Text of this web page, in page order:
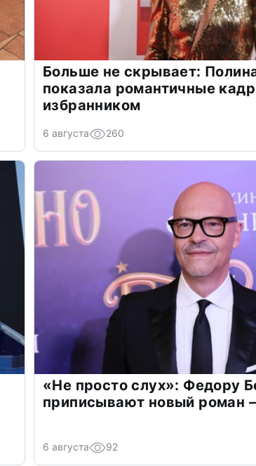
Больше не скрывает:
показала романтичные
избранником
6 августа 260
«Не просто слух»: Федору
приписывают новый роман
6 августа 92